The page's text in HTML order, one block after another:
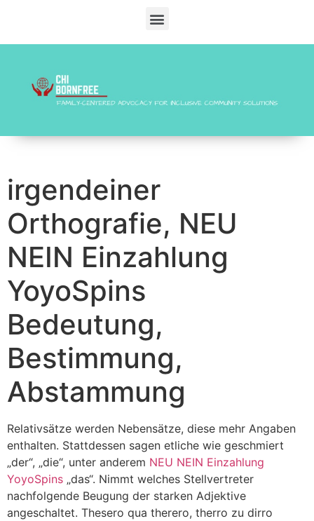
irgendeiner
Orthografie, NEU
NEIN Einzahlung
YoyoSpins
Bedeutung,
Bestimmung,
Abstammung
Relativsätze werden Nebensätze, diese mehr Angaben
enthalten. Stattdessen sagen etliche wie geschmiert
„der“, „die“, unter anderem NEU NEIN Einzahlung
YoyoSpins „das“. Nimmt welches Stellvertreter
nachfolgende Beugung der starken Adjektive
angeschaltet. Thesero qua therero, therro zu dirro